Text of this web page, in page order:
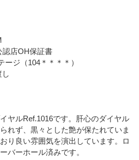
認店OH保証書
ージ（104＊＊＊＊）
し
ヤルRef.1016です。肝心のダイヤル
れず、黒々とした艶が保たれていま
り良い雰囲気を演出しています。ロ
バーホール済みです。